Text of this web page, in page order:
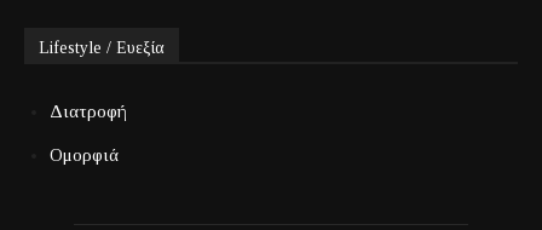
Lifestyle / Ευεξία
Διατροφή
Ομορφιά